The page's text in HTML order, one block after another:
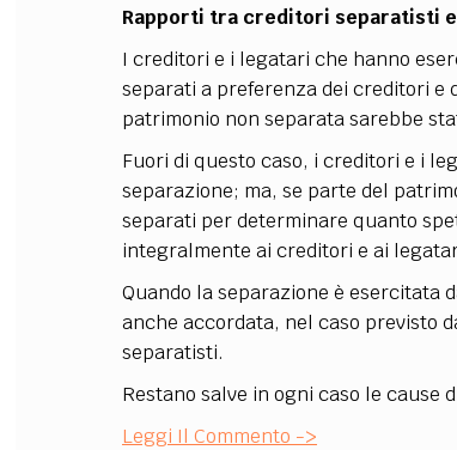
Rapporti tra creditori separatisti
I creditori e i legatari che hanno
separati a preferenza dei creditori e
patrimonio non separata sarebbe
Fuori di questo caso, i creditori e i
separazione; ma, se parte del
separati per determinare quanto
integralmente ai creditori e ai
Quando la separazione è esercitata
anche accordata, nel caso previsto
separatisti.
Restano salve in ogni caso le cause
Leggi Il Commento ->